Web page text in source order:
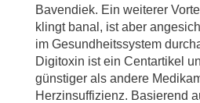
Bavendiek. Ein weiterer
klingt banal, ist aber
im Gesundheitssystem
Digitoxin ist ein Centartikel
günstiger als andere
Herzinsuffizienz. Basierend